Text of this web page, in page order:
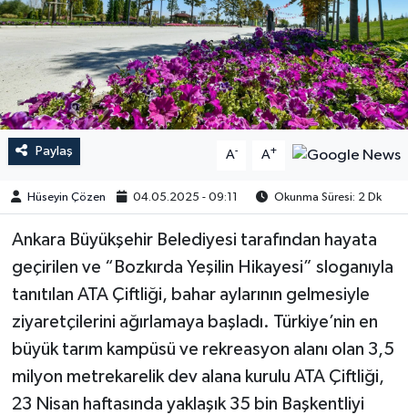
Paylaş A- A+
Hüseyin Çözen 04.05.2025 - 09:11 Okunma Süresi: 2 Dk
Ankara Büyükşehir Belediyesi tarafından hayata
geçirilen ve “Bozkırda Yeşilin Hikayesi” sloganıyla
tanıtılan ATA Çiftliği, bahar aylarının gelmesiyle
ziyaretçilerini ağırlamaya başladı. Türkiye’nin en
büyük tarım kampüsü ve rekreasyon alanı olan 3,5
milyon metrekarelik dev alana kurulu ATA Çiftliği,
23 Nisan haftasında yaklaşık 35 bin Başkentliyi